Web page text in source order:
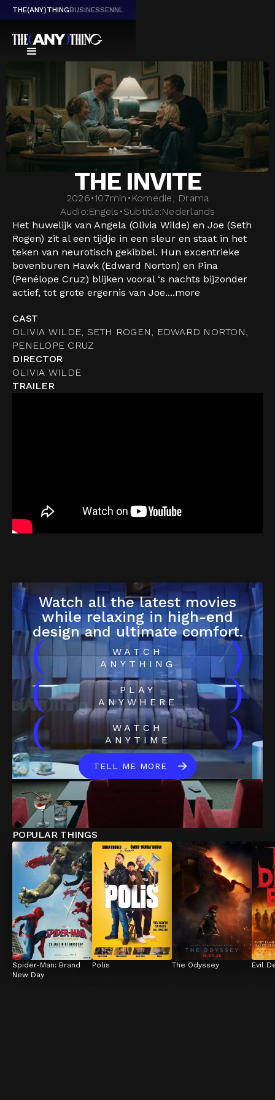
THE(ANY)THINGBUSINESSENNL
THE INVITE
2026•107min • Komedie, Drama
Audio:Engels •Subtitle:Nederlands
Het huwelijk van Angela (Olivia Wilde) en Joe (Seth
Rogen) zit al een tijdje in een sleur en staat in het
teken van neurotisch gekibbel. Hun excentrieke
bovenburen Hawk (Edward Norton) en Pina
(Penélope Cruz) blijken vooral ‘s nachts bijzonder
actief, tot grote ergernis van Joe....more
CAST
OLIVIA WILDE, SETH ROGEN, EDWARD NORTON,
PENELOPE CRUZ
DIRECTOR
OLIVIA WILDE
TRAILER
Watch all the latest movies
while relaxing in high-end
design and ultimate comfort.
(
WATCH
ANYTHING
)
(
PLAY
ANYWHERE
)
(
WATCH
ANYTIME
)
TELL ME MORE
POPULAR THINGS
Spider-Man: Brand
New Day
Polis The Odyssey Evil